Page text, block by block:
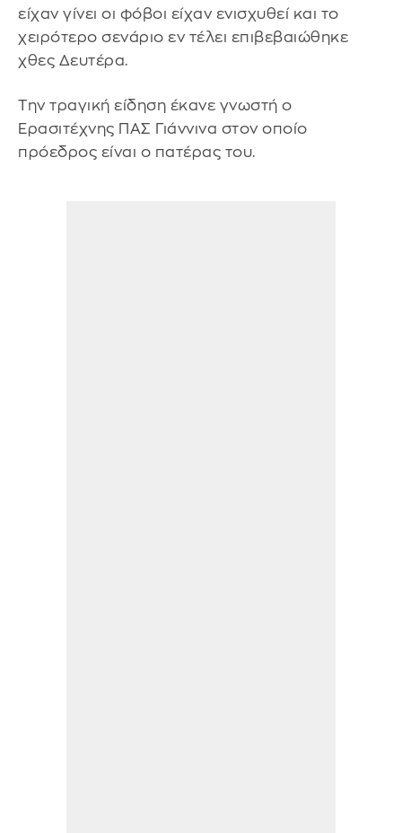
είχαν γίνει οι φόβοι είχαν ενισχυθεί και το
χειρότερο σενάριο εν τέλει επιβεβαιώθηκε
χθες Δευτέρα.
Την τραγική είδηση έκανε γνωστή ο
Ερασιτέχνης ΠΑΣ Γιάννινα στον οποίο
πρόεδρος είναι ο πατέρας του.